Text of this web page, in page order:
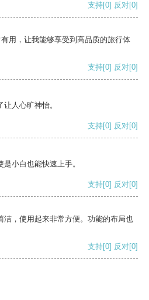
支持[0] 反对[0]
用，让我能够享受到高品质的旅行体
支持[0] 反对[0]
人心旷神怡。
支持[0] 反对[0]
小白也能快速上手。
支持[0] 反对[0]
洁，使用起来非常方便。功能的布局也
支持[0] 反对[0]